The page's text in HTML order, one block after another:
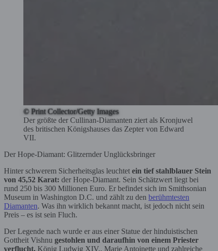
© Print Collector/Getty Images
Der größte der Cullinan-Diamanten ziert als Kronjuwel
des britischen Königshauses das Zepter von Edward
VII.
Der Hope-Diamant: Glitzernder Unglücksbringer
Hinter schwerem Sicherheitsglas leuchtet ein tief stahlblauer Stein
von 45,52 Karat: der Hope-Diamant. Sein Schätzwert liegt bei
rund 250 bis 300 Millionen Euro. Er befindet sich im Smithsonian
Museum in Washington D.C. und zählt zu den berühmtesten
Diamanten. Was ihn wirklich bekannt macht, ist jedoch nicht sein
Preis – es ist sein Fluch.
Der Legende nach wurde er aus einer Statue der hinduistischen
Gottheit Vishnu gestohlen und daraufhin von einem Priester
verflucht. König Ludwig XIV., Marie Antoinette und zahlreiche